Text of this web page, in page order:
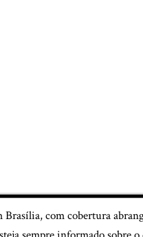
Brasília, com cobertura